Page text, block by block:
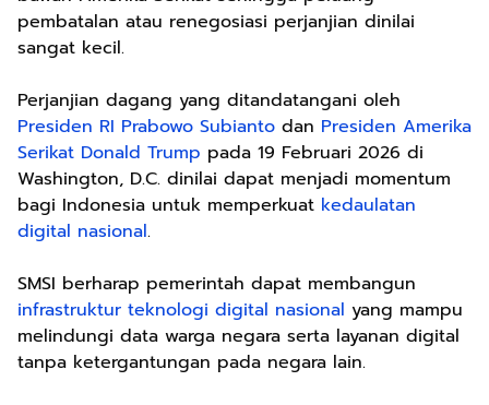
pembatalan atau renegosiasi perjanjian dinilai
sangat kecil.
Perjanjian dagang yang ditandatangani oleh
Presiden RI Prabowo Subianto dan Presiden Amerika
Serikat Donald Trump pada 19 Februari 2026 di
Washington, D.C. dinilai dapat menjadi momentum
bagi Indonesia untuk memperkuat kedaulatan
digital nasional.
SMSI berharap pemerintah dapat membangun
infrastruktur teknologi digital nasional yang mampu
melindungi data warga negara serta layanan digital
tanpa ketergantungan pada negara lain.